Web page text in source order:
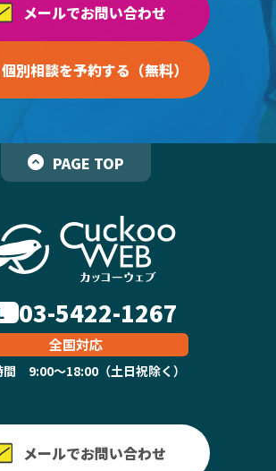
メールでお問い合わせ
個別相談を予約する（無料）
PAGE TOP
03-5422-1267
全国対応
間 9:00～18:00（土日祝除く）
メールでお問い合わせ